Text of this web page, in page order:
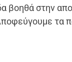
βοηθά στην
τα